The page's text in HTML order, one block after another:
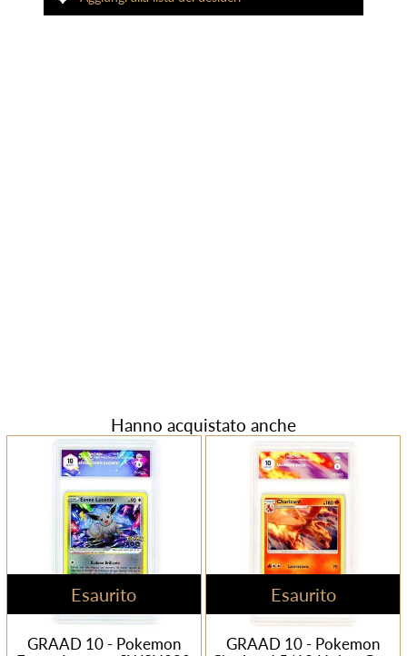
Hanno acquistato anche
Esaurito
GRAAD 10 - Pokemon
Esaurito
GRAAD 10 - Pokemon